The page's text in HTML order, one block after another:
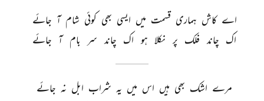
اے کاش ہماری قسمت میں ایسی بھی کوئی شام آ جائے
اک چاند فلک پر نکلا ہو اک چاند سر بام آ جائے
مرے اشک بھی ہیں اس میں یہ شراب ابل نہ جائے